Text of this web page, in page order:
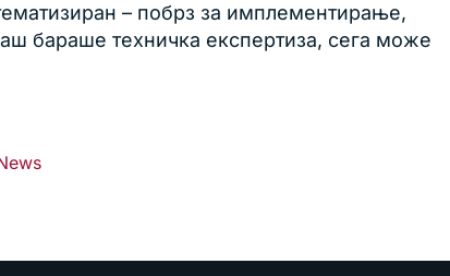
– побрз за имплементирање,
бараше техничка експертиза, сега може